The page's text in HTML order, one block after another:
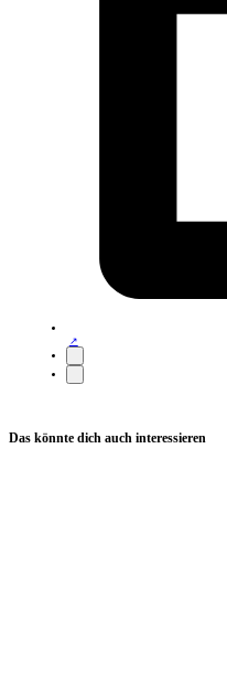
Das könnte dich auch interessieren